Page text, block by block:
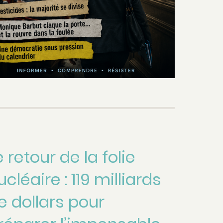
retour de la folie
: 119 milliards
dollars pour